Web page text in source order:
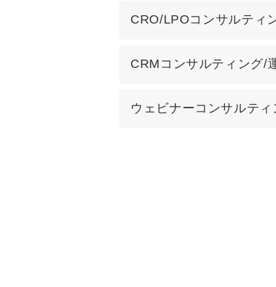
CRO/LPOコンサルティ
CRMコンサルティング/
ウェビナーコンサルテ